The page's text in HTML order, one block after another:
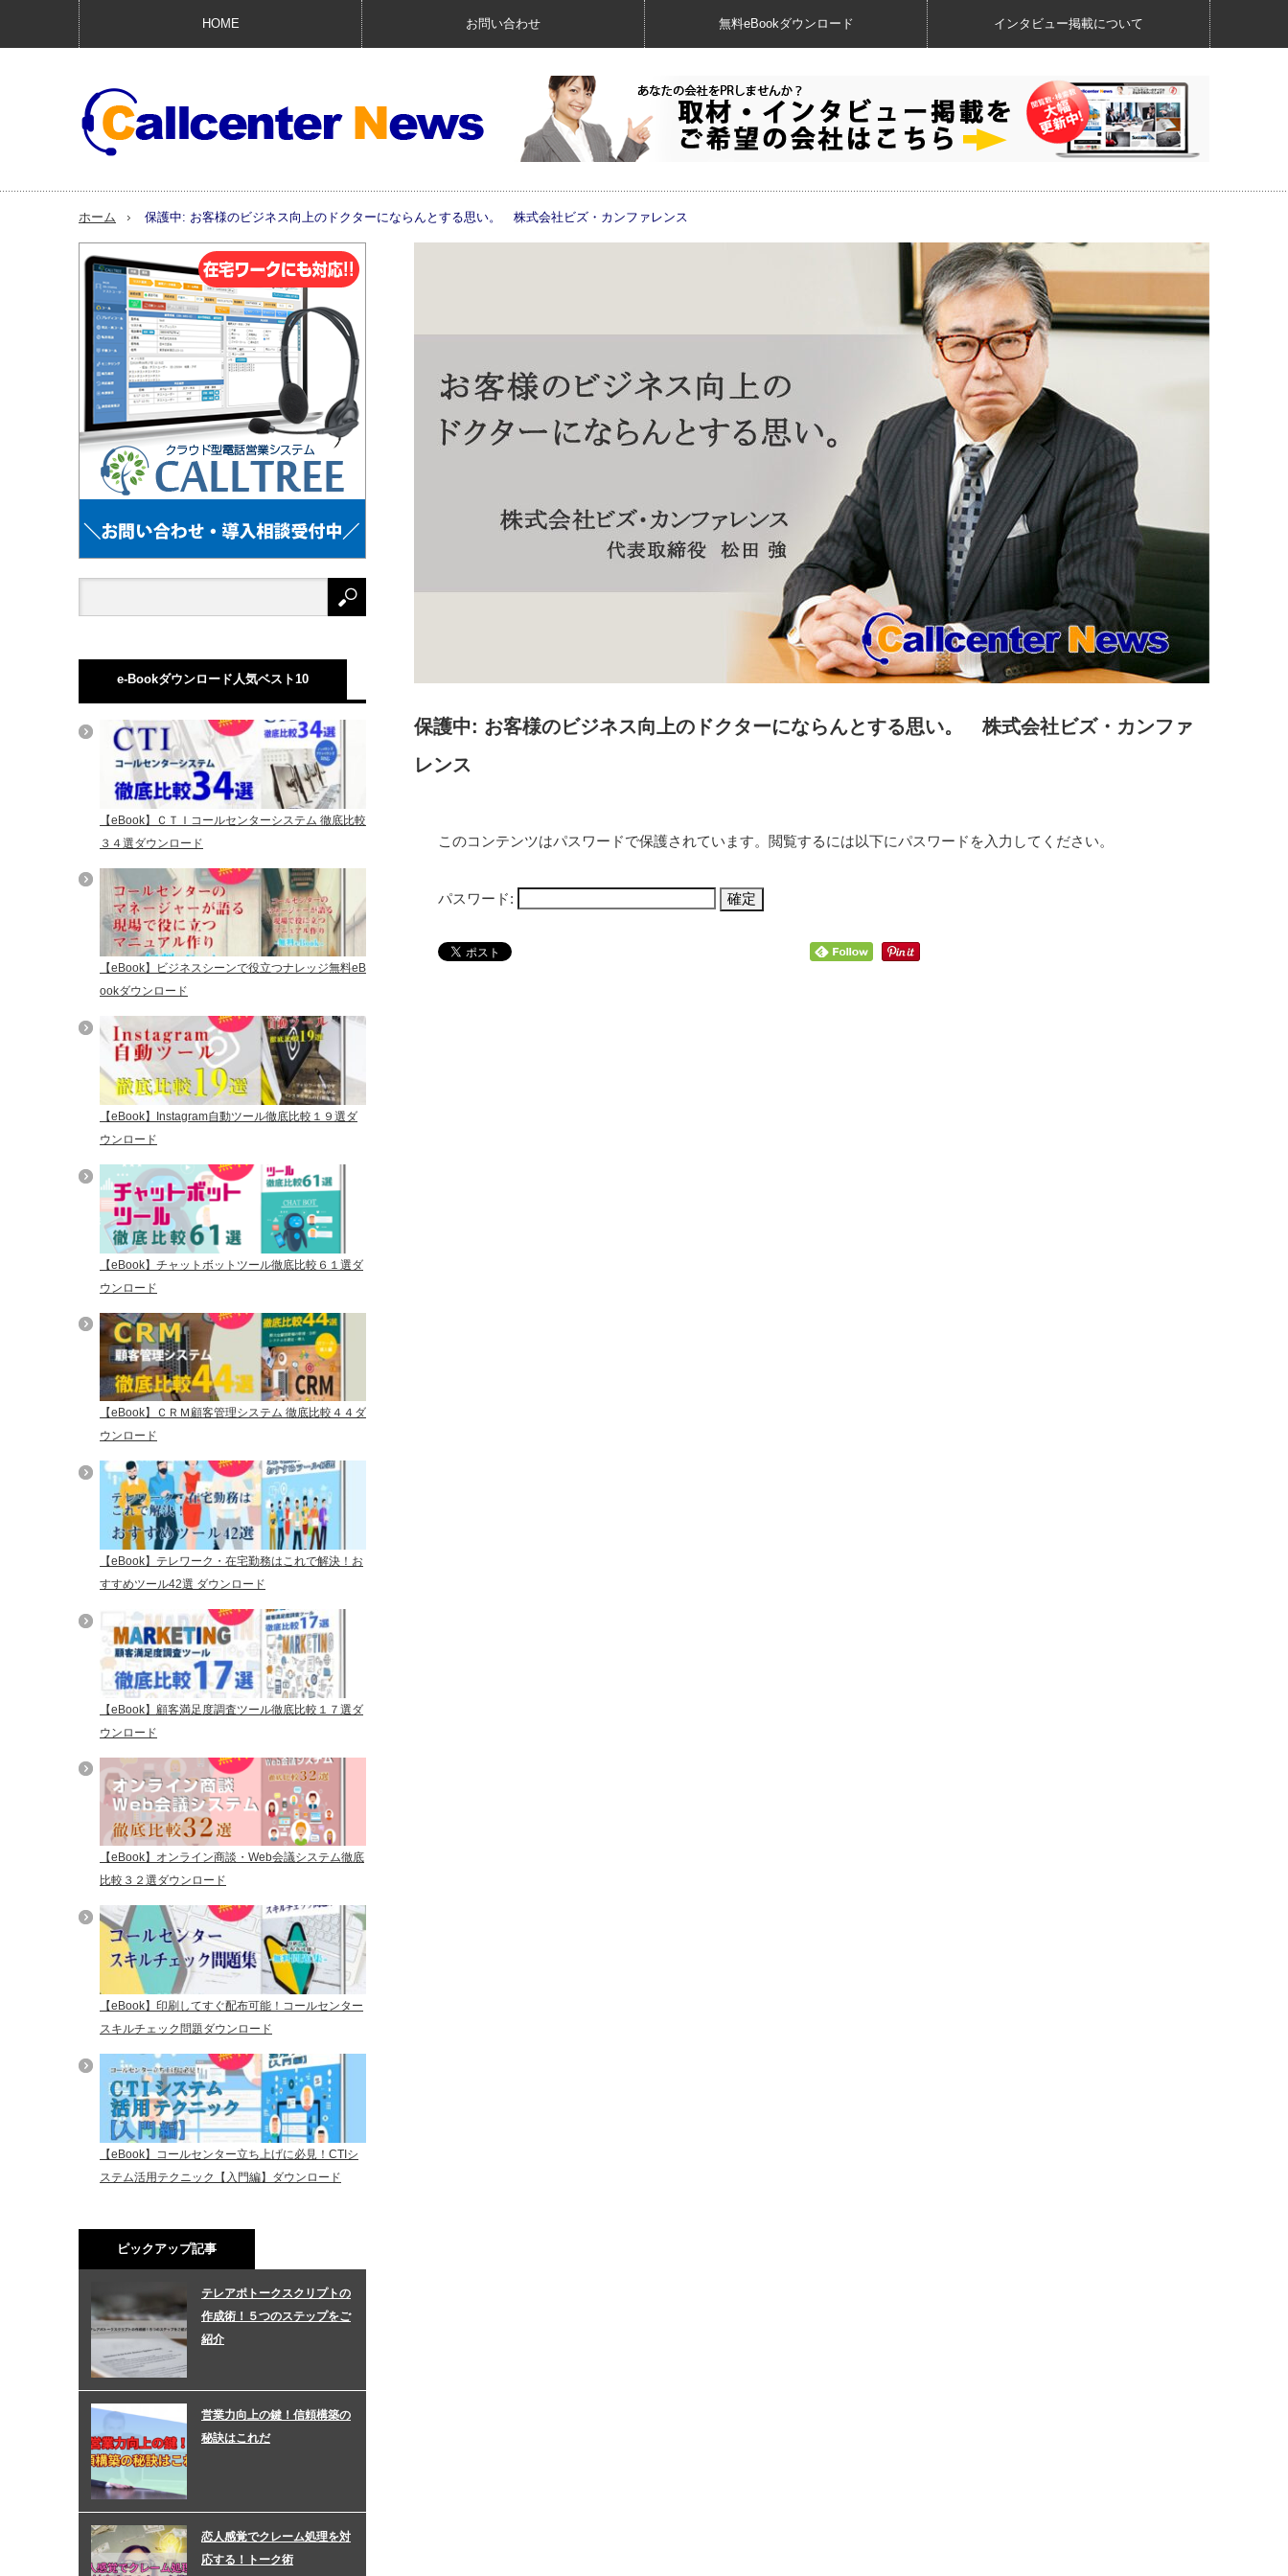
HOME お問い合わせ 無料eBookダウンロード インタビュー掲載について
ホーム 保護中: お客様のビジネス向上のドクターにならんとする思い。 株式会社ビズ・カンファレンス
保護中: お客様のビジネス向上のドクターにならんとする思い。 株式会社ビズ・カンファ
レンス
このコンテンツはパスワードで保護されています。閲覧するには以下にパスワードを入力してください。
パスワード:
e-Bookダウンロード人気ベスト10
【eBook】ＣＴＩコールセンターシステム 徹底比較
３４選ダウンロード
【eBook】ビジネスシーンで役立つナレッジ無料eB
ookダウンロード
【eBook】Instagram自動ツール徹底比較１９選ダ
ウンロード
【eBook】チャットボットツール徹底比較６１選ダ
ウンロード
【eBook】ＣＲＭ顧客管理システム 徹底比較４４ダ
ウンロード
【eBook】テレワーク・在宅勤務はこれで解決！お
すすめツール42選 ダウンロード
【eBook】顧客満足度調査ツール徹底比較１７選ダ
ウンロード
【eBook】オンライン商談・Web会議システム徹底
比較３２選ダウンロード
【eBook】印刷してすぐ配布可能！コールセンター
スキルチェック問題ダウンロード
【eBook】コールセンター立ち上げに必見！CTIシ
ステム活用テクニック【入門編】ダウンロード
ピックアップ記事
テレアポトークスクリプトの
作成術！５つのステップをご
紹介
営業力向上の鍵！信頼構築の
秘訣はこれだ
恋人感覚でクレーム処理を対
応する！トーク術